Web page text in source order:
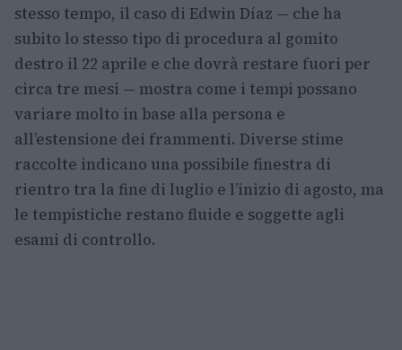
stesso tempo, il caso di Edwin Díaz — che ha
subito lo stesso tipo di procedura al gomito
destro il 22 aprile e che dovrà restare fuori per
circa tre mesi — mostra come i tempi possano
variare molto in base alla persona e
all’estensione dei frammenti. Diverse stime
raccolte indicano una possibile finestra di
rientro tra la fine di luglio e l’inizio di agosto, ma
le tempistiche restano fluide e soggette agli
esami di controllo.